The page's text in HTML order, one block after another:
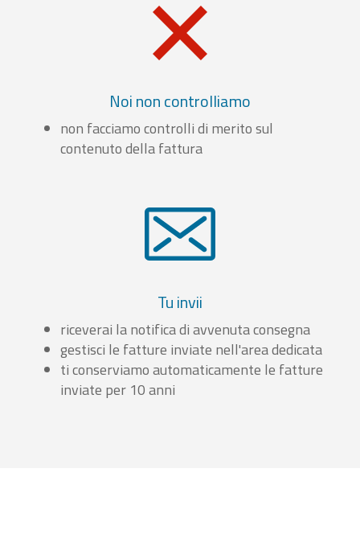
Noi non controlliamo
non facciamo controlli di merito sul
contenuto della fattura
Tu invii
riceverai la notifica di avvenuta consegna
gestisci le fatture inviate nell'area dedicata
ti conserviamo automaticamente le fatture
inviate per 10 anni